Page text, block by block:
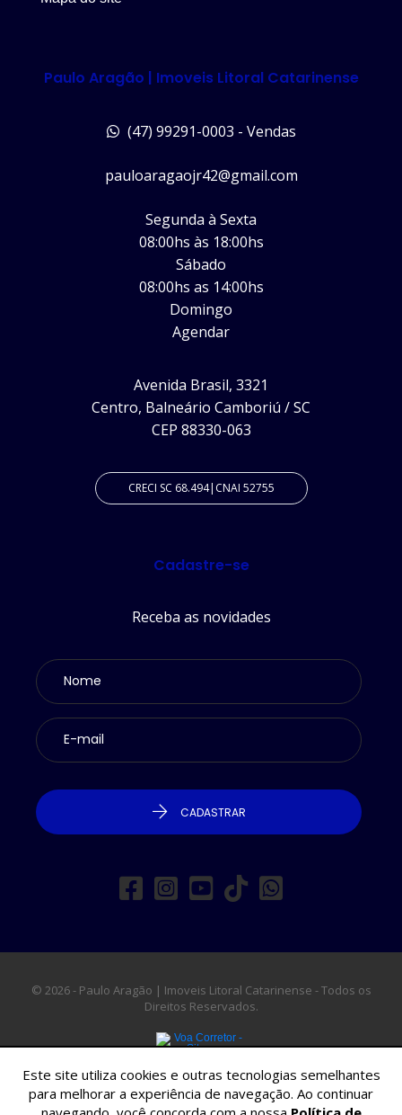
Paulo Aragão | Imoveis Litoral Catarinense
(47) 99291-0003 - Vendas
pauloaragaojr42@gmail.com
Segunda à Sexta
08:00hs às 18:00hs
Sábado
08:00hs as 14:00hs
Domingo
Agendar
Avenida Brasil, 3321
Centro, Balneário Camboriú / SC
CEP 88330-063
CRECI SC 68.494|CNAI 52755
Cadastre-se
Receba as novidades
CADASTRAR
© 2026 - Paulo Aragão | Imoveis Litoral Catarinense - Todos os
Direitos Reservados.
Este site utiliza cookies e outras tecnologias semelhantes
para melhorar a experiência de navegação. Ao continuar